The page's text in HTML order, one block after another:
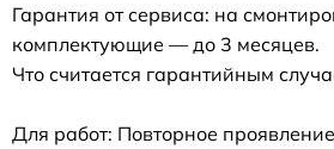
Гарантия от сервиса: на
комплектующие — до 3 месяцев.
Что считается гарантийным
Для работ: Повторное